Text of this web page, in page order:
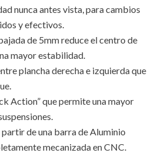
nunca antes vista, para cambios
y efectivos.
de 5mm reduce el centro de
mayor estabilidad.
plancha derecha e izquierda que
Action” que permite una mayor
partir de una barra de Aluminio
mecanizada en CNC.